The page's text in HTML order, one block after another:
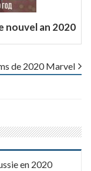
nouvel an 2020
de 2020 Marvel
en 2020